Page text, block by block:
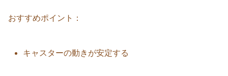
おすすめポイント：
キャスターの動きが安定する